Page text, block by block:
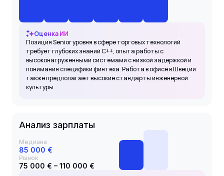
Оценка ИИ
Позиция Senior уровня в сфере торговых технологий
требует глубоких знаний C++, опыта работы с
высоконагруженными системами с низкой задержкой и
понимания специфики финтеха. Работа в офисе в Швеции
также предполагает высокие стандарты инженерной
культуры.
Анализ зарплаты
Медиана
85 000 €
Рынок
75 000 € – 110 000 €